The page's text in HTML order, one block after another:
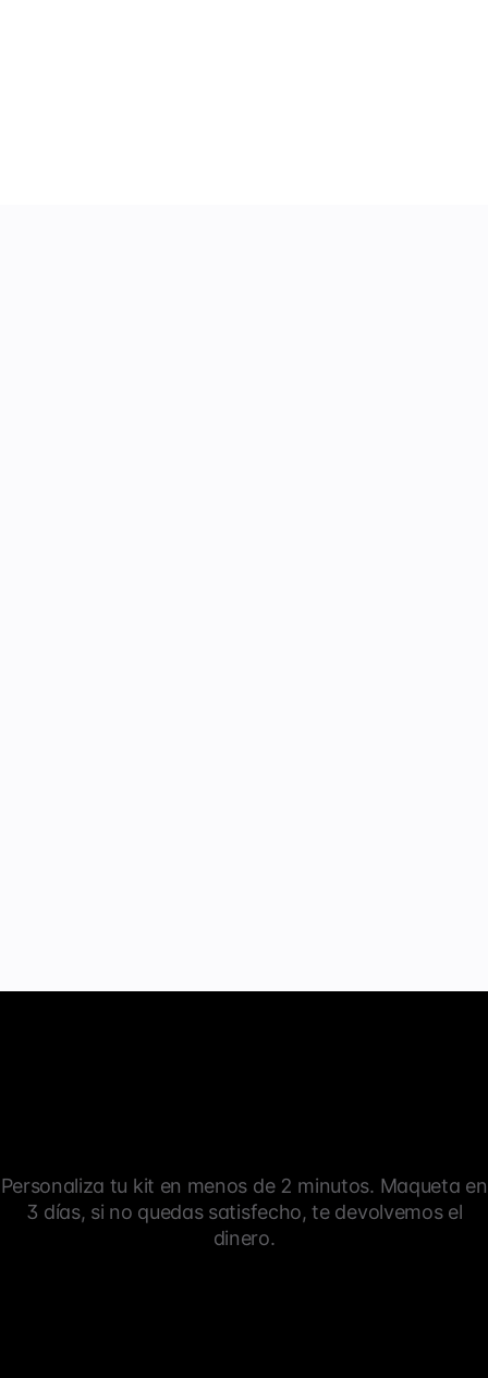
Personaliza tu kit en menos de 2 minutos. Maqueta en
3 días, si no quedas satisfecho, te devolvemos el
dinero.